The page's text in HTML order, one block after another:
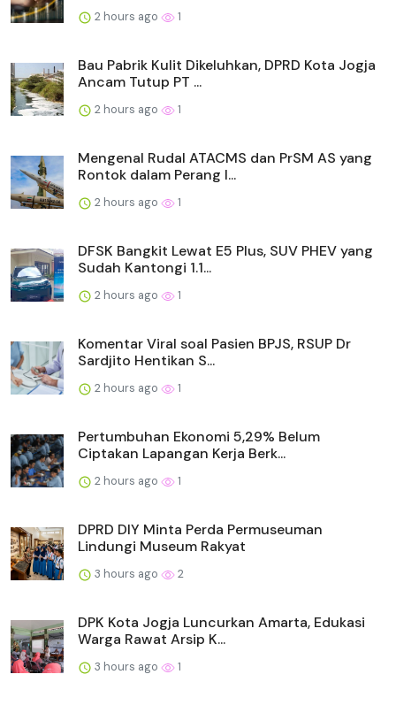
2 hours ago 1
Bau Pabrik Kulit Dikeluhkan, DPRD Kota Jogja
Ancam Tutup PT ...
2 hours ago 1
Mengenal Rudal ATACMS dan PrSM AS yang
Rontok dalam Perang I...
2 hours ago 1
DFSK Bangkit Lewat E5 Plus, SUV PHEV yang
Sudah Kantongi 1.1...
2 hours ago 1
Komentar Viral soal Pasien BPJS, RSUP Dr
Sardjito Hentikan S...
2 hours ago 1
Pertumbuhan Ekonomi 5,29% Belum
Ciptakan Lapangan Kerja Berk...
2 hours ago 1
DPRD DIY Minta Perda Permuseuman
Lindungi Museum Rakyat
3 hours ago 2
DPK Kota Jogja Luncurkan Amarta, Edukasi
Warga Rawat Arsip K...
3 hours ago 1